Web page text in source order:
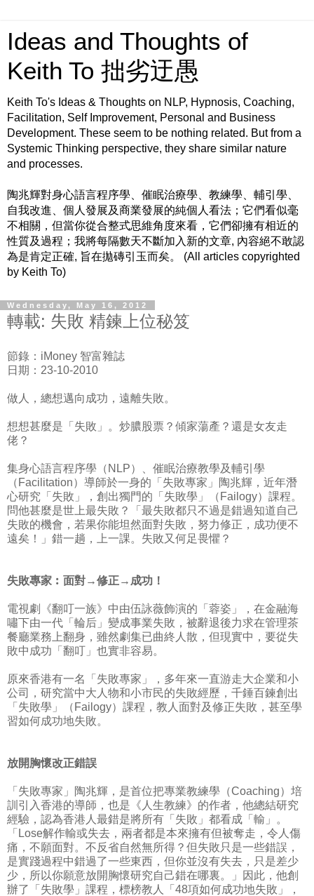
Ideas and Thoughts of
Keith To 拙劣迂愚
Keith To's Ideas & Thoughts on NLP, Hypnosis, Coaching,
Facilitation, Self Improvement, Personal and Business
Development. These seem to be nothing related. But from a
Systemic Thinking perspective, they share similar nature
and processes.
陶兆輝對身心語言程序學、催眠治療學、教練學、輔引學、
自我改進、個人發展及商業發展的純個人看法；它們看似毫
不相關，但當你從合整式思維角度來看，它們卻擁有相近的
性質及過程；我將每隔數天不斷加入新的文章, 內容絕不敢認
為是肯定正確, 旨在拋磚引玉而矣。 (All articles copyrighted
by Keith To)
Wednesday, May 16, 2012
轉載: 失敗 精鍊上位秘笈
節錄：iMoney 智富雜誌
日期：23-10-2010
做人，總想邁向成功，遠離失敗。
想想甚麼是「失敗」。炒膿股票？傾家蕩產？還是女友走
佬？
集身心語言程序學（NLP）、催眠治療教學及輔引學
（Facilitation）導師於一身的「失敗專家」陶兆輝，近年潛
心研究「失敗」，創出獨門的「失敗學」（Failogy）課程。
問他甚麼是世上最失敗？「最失敗都只不過是錯過知道自己
失敗的機會，若果你能坦然面對失敗，努力修正，成功便不
遠矣！」錯一趟，上一課。失敗又何足畏懼？
失敗專家︰面對→修正→成功！
電視劇《翻叮一族》中由伍詠薇飾演的「蓉姿」，在金融海
嘯下由一代「輪后」變成事業失敗，被辭退後力求在管理茶
餐廳業務上翻身，雖然劇集已曲終人散，但現實中，要從失
敗中成功「翻叮」也實非容易。
原來香港有一名「失敗專家」，多年來一直游走大企業和小
公司，研究當中大人物和小市民的失敗經歷，千錘百鍊創出
「失敗學」（Failogy）課程，教人面對及修正失敗，甚至學
習如何成功地失敗。
放開胸懷改正錯誤
「失敗專家」陶兆輝，是首位把專業教練學（Coaching）培
訓引入香港的導師，也是《人生教練》的作者，他總結研究
經驗，認為香港人最錯是將所有「失敗」都看成「輸」。
「Lose解作輸或失去，兩者都是本來擁有但被奪走，令人傷
痛，不願面對。不反省自然無所得？但失敗只是一些錯誤，
是實踐過程中錯過了一些東西，但你並沒有失去，只是差少
少，所以你願意放開胸懷研究自己錯在哪裏。」因此，他創
辦了「失敗學」課程，標榜教人「48項如何成功地失敗」，